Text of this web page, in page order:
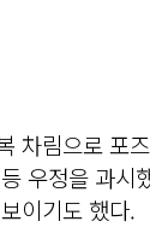
차림으로 포
우정을 과시
이기도 했다.